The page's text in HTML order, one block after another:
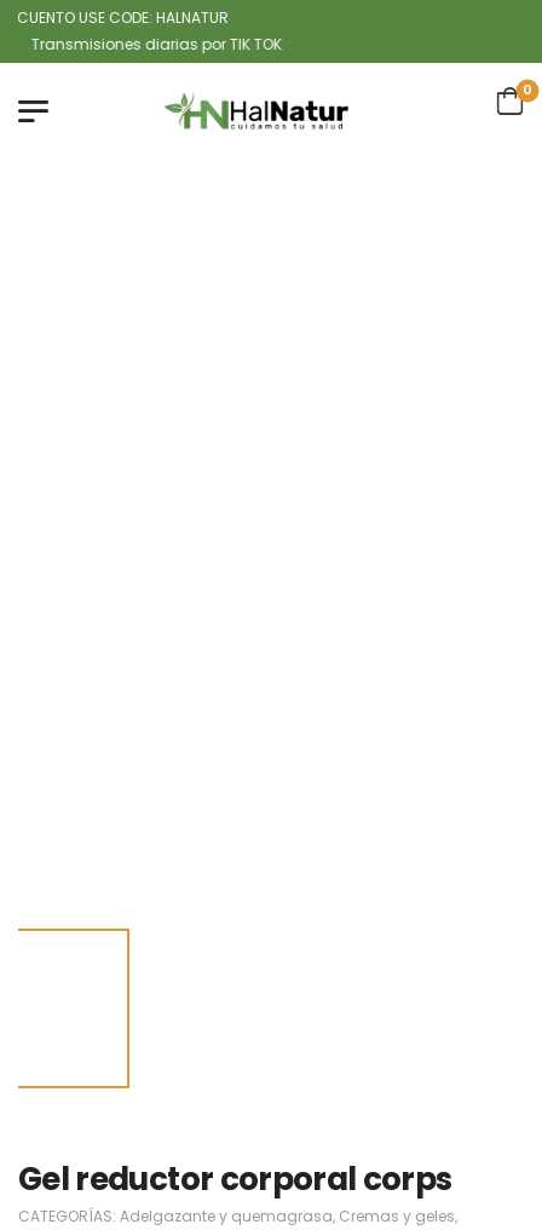
USE CODE: HALNATUR
diarias por TIK TOK
0
Gel reductor corporal corps
CATEGORÍAS: Adelgazante y quemagrasa, Cremas y geles,